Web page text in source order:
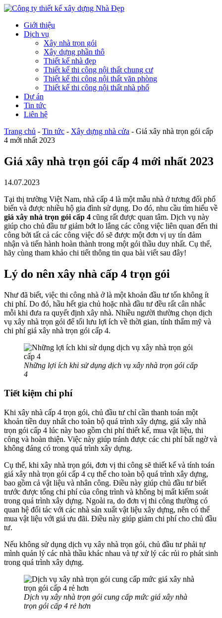
Giới thiệu
Dịch vụ
Xây nhà trọn gói
Xây dựng phần thô
Thiết kế nhà đẹp
Thiết kế thi công nội thất chung cư
Thiết kế thi công nội thất văn phòng
Thiết kế thi công nội thất nhà phố
Dự án
Tin tức
Liên hệ
Trang chủ - Tin tức - Xây dựng nhà cửa - Giá xây nhà trọn gói cấp
4 mới nhất 2023
Giá xây nhà trọn gói cấp 4 mới nhất 2023
14.07.2023
Tại thị trường Việt Nam, nhà cấp 4 là một mẫu nhà ở tương đối phổ
biến và được nhiều hộ gia đình sử dụng. Do đó, nhu cầu tìm hiểu về
giá xây nhà trọn gói cấp 4 cũng rất được quan tâm. Dịch vụ này
giúp cho chủ đầu tư giảm bớt lo lắng các công việc liên quan đến thi
công bởi tất cả các công việc đó sẽ được một đơn vị uy tín đảm
nhận và tiến hành hoàn thành trong một gói thầu duy nhất. Cụ thể,
hãy cùng tham khảo chi tiết thông tin qua bài viết sau đây!
Lý do nên xây nhà cấp 4 trọn gói
Như đã biết, việc thi công nhà ở là một khoản đầu tư tốn không ít
chi phí. Do đó, hầu hết gia chủ hoặc nhà đầu tư đều rất cân nhắc
mỗi khi đưa ra quyết định xây nhà. Nhiều người thường chọn dịch
vụ xây nhà trọn gói để tối lưu lợi ích về thời gian, tính thẩm mỹ và
chi phí giá xây nhà trọn gói cấp 4.
Những lợi ích khi sử dụng dịch vụ xây nhà trọn gói cấp
4
Tiết kiệm chi phí
Khi xây nhà cấp 4 trọn gói, chủ đầu tư chỉ cần thanh toán một
khoản tiền duy nhất cho toàn bộ quá trình xây dựng, giá xây nhà
trọn gói cấp 4 lúc này bao gồm chi phí thiết kế, mua vật liệu, thi
công và hoàn thiện. Việc này giúp tránh được các chi phí bất ngờ và
không đáng có trong quá trình xây dựng.
Cụ thể, khi xây nhà trọn gói, đơn vị thi công sẽ thiết kế và tính toán
giá xây nhà trọn gói cấp 4 cụ thể cho toàn bộ quá trình xây dựng,
bao gồm cả vật liệu và nhân công. Điều này giúp chủ đầu tư biết
trước được tổng chi phí của công trình và không bị mất kiểm soát
trong quá trình xây dựng. Ngoài ra, do đơn vị thi công thường có
quan hệ đối tác với các nhà sản xuất vật liệu xây dựng, nên có thể
mua vật liệu với giá ưu đãi. Điều này giúp giảm chi phí cho chủ đầu
tư.
Nếu không sử dụng dịch vụ xây nhà trọn gói, chủ đầu tư phải tự
mình quản lý các nhà thầu khác nhau và tự xử lý các rủi ro phát sinh
trong quá trình xây dựng.
Dịch vụ xây nhà trọn gói cung cấp mức giá xây nhà
trọn gói cấp 4 rẻ hơn